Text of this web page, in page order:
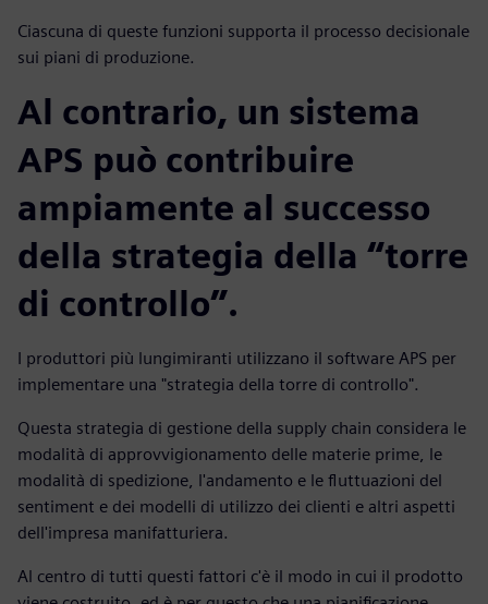
Ciascuna di queste funzioni supporta il processo decisionale
sui piani di produzione.
Al contrario, un sistema
APS può contribuire
ampiamente al successo
della strategia della “torre
di controllo”.
I produttori più lungimiranti utilizzano il software APS per
implementare una "strategia della torre di controllo".
Questa strategia di gestione della supply chain considera le
modalità di approvvigionamento delle materie prime, le
modalità di spedizione, l'andamento e le fluttuazioni del
sentiment e dei modelli di utilizzo dei clienti e altri aspetti
dell'impresa manifatturiera.
Al centro di tutti questi fattori c'è il modo in cui il prodotto